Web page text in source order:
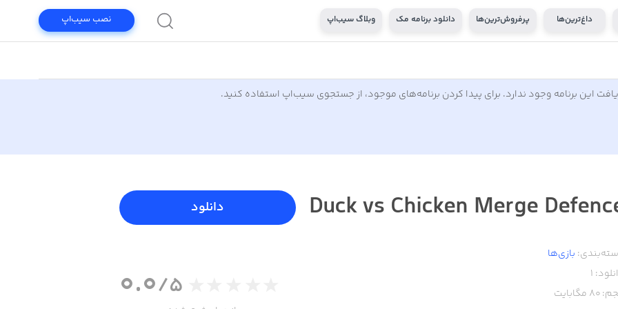
داغ‌ترین‌ها پرفروش‌ترین‌ها دانلود برنامه مک وبلاگ سیب‌اپ نصب سیب‌اپ
این برنامه وجود ندارد. برای پیدا کردن برنامه‌های موجود، از جستجوی سیب‌اپ استفاده کنید.
Duck vs Chicken Merge
بازی‌ها
1
80 مگابایت
دانلود
0.0/5